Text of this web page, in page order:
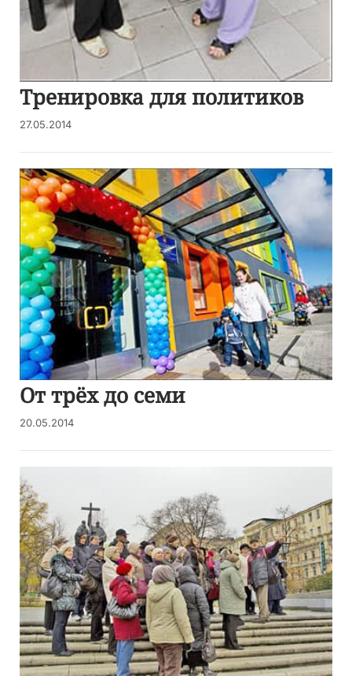
Тренировка для политиков
27.05.2014
От трёх до семи
20.05.2014